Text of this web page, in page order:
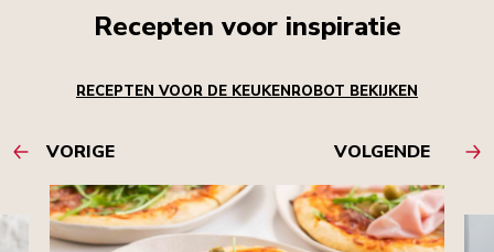
Recepten voor inspiratie
RECEPTEN VOOR DE KEUKENROBOT BEKIJKEN
VORIGE VOLGENDE